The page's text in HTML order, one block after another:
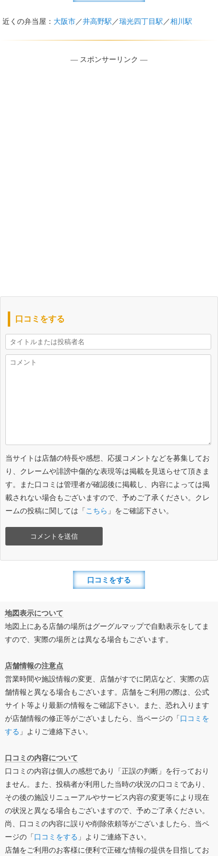
近くの弁当屋： 大阪市／井高野駅 ／瑞光四丁目駅 ／相川駅
― スポンサーリンク ―
口コミをする
当サイトは店舗の特長や感想、応援コメントなどを募集してお
り、クレームや誹謗中傷的な表現等は掲載を見送らせて頂きま
す。また口コミは管理者が確認後に掲載し、内容によっては掲
載されない場合もございますので、予めご了承ください。クレ
ームの投稿に関しては「こちら 」をご確認下さい。
口コミをする
地図表示について
地図上にある店舗の場所はグーグルマップで自動表示をしてま
すので、実際の場所とは異なる場合もございます。
店舗情報の注意点
営業時間や施設情報の変更、店舗がすでに閉店など、実際の店
舗情報と異なる場合もございます。店舗をご利用の際は、公式
サイト等より最新の情報をご確認下さい。また、恐れ入ります
が店舗情報の修正等がございましたら、当ページの「口コミを
する 」よりご連絡下さい。
口コミの内容について
口コミの内容は個人の感想であり「正誤の判断」を行っており
ません。また、投稿者が利用した当時の状況の口コミであり、
その後の施設リニューアルやサービス内容の変更等により現在
の状況と異なる場合もございますので、予めご了承ください。
尚、口コミの内容に誤りや削除依頼等がございましたら、当ペ
ージの「口コミをする 」よりご連絡下さい。
店舗をご利用のお客様に便利で正確な情報の提供を目指してお